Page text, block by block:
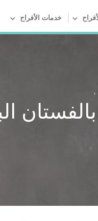
خدمات الأفراح
›